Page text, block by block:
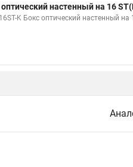
настенный на 16
K Бокс оптический настенный